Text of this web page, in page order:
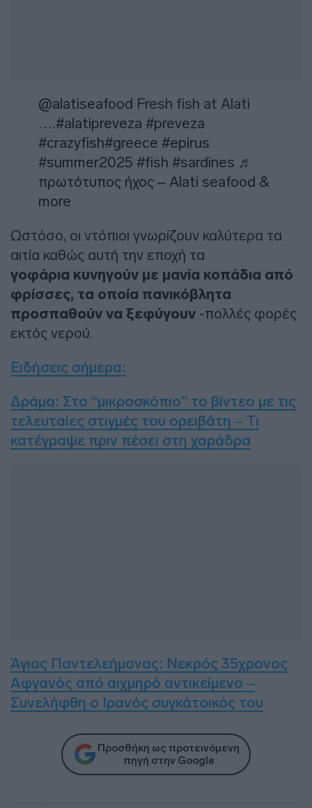
@alatiseafood Fresh fish at Alati
….#alatipreveza #preveza
#crazyfish#greece #epirus
#summer2025 #fish #sardines ♬
πρωτότυπος ήχος – Alati seafood &
more
Ωστόσο, οι ντόπιοι γνωρίζουν καλύτερα τα
αιτία καθώς αυτή την εποχή τα
γοφάρια κυνηγούν με μανία κοπάδια από
φρίσσες, τα οποία πανικόβλητα
προσπαθούν να ξεφύγουν -πολλές φορές
εκτός νερού.
Ειδήσεις σήμερα:
Δράμα: Στο “μικροσκόπιο” το βίντεο με τις
τελευταίες στιγμές του ορειβάτη – Τι
κατέγραψε πριν πέσει στη χαράδρα
Άγιος Παντελεήμονας: Νεκρός 35χρονος
Αφγανός από αιχμηρό αντικείμενο –
Συνελήφθη ο Ιρανός συγκάτοικός του
Προσθήκη ως προτεινόμενη
πηγή στην Google